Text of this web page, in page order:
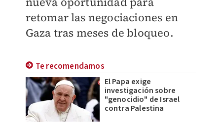
retomar las negociaciones en
Gaza tras meses de bloqueo.
Te recomendamos
El Papa exige
investigación sobre
"genocidio" de Israel
contra Palestina